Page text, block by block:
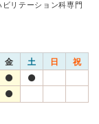
リテーション科専門
金 土 日 祝